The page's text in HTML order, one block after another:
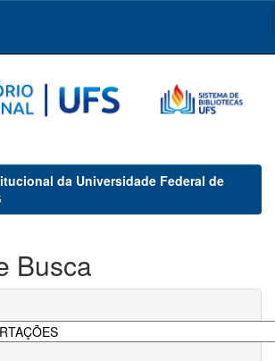
da Universidade Federal de
Busca